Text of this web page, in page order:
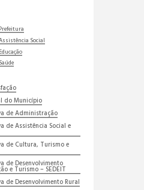
Social
do Município
de Administração
de Assistência Social e
de Cultura, Turismo e
de Desenvolvimento
e Turismo – SEDEIT
de Desenvolvimento Rural